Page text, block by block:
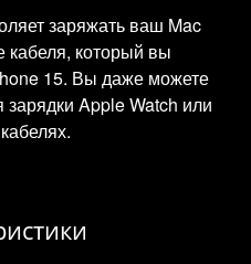
заряжать ваш Mac
который вы
15. Вы даже можете
зарядки Apple Watch или